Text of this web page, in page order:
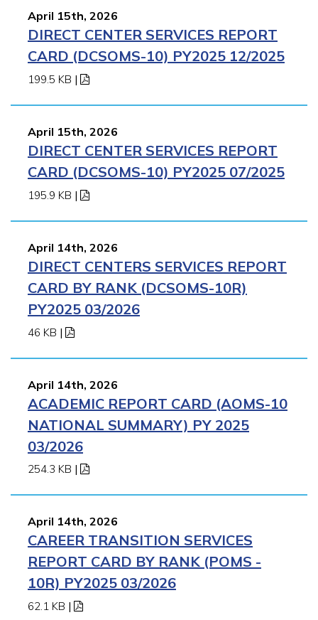
April 15th, 2026
DIRECT CENTER SERVICES REPORT
CARD (DCSOMS-10) PY2025 12/2025
199.5 KB |
April 15th, 2026
DIRECT CENTER SERVICES REPORT
CARD (DCSOMS-10) PY2025 07/2025
195.9 KB |
April 14th, 2026
DIRECT CENTERS SERVICES REPORT
CARD BY RANK (DCSOMS-10R)
PY2025 03/2026
46 KB |
April 14th, 2026
ACADEMIC REPORT CARD (AOMS-10
NATIONAL SUMMARY) PY 2025
03/2026
254.3 KB |
April 14th, 2026
CAREER TRANSITION SERVICES
REPORT CARD BY RANK (POMS -
10R) PY2025 03/2026
62.1 KB |